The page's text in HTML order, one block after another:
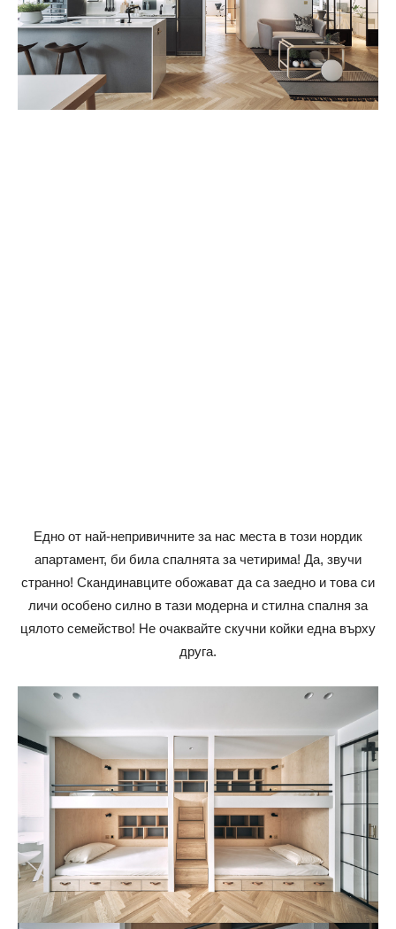
Едно от най-непривичните за нас места в този нордик
апартамент, би била спалнята за четирима! Да, звучи
странно! Скандинавците обожават да са заедно и това си
личи особено силно в тази модерна и стилна спалня за
цялото семейство! Не очаквайте скучни койки една върху
друга.